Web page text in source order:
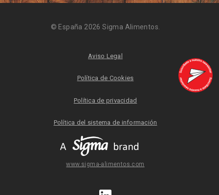
© España 2026 Sigma Alimentos.
Aviso Legal
Política de Cookies
Política de privacidad
Política del sistema de información
www.sigma-alimentos.com